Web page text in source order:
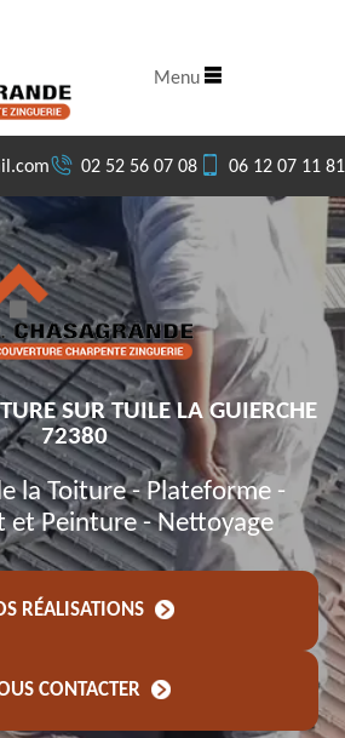
02 52 56 07 08 06 12 07 11 81
Menu
SUR TUILE LA GUIERCHE
72380
la Toiture - Plateforme -
et Peinture - Nettoyage
RÉALISATIONS
CONTACTER